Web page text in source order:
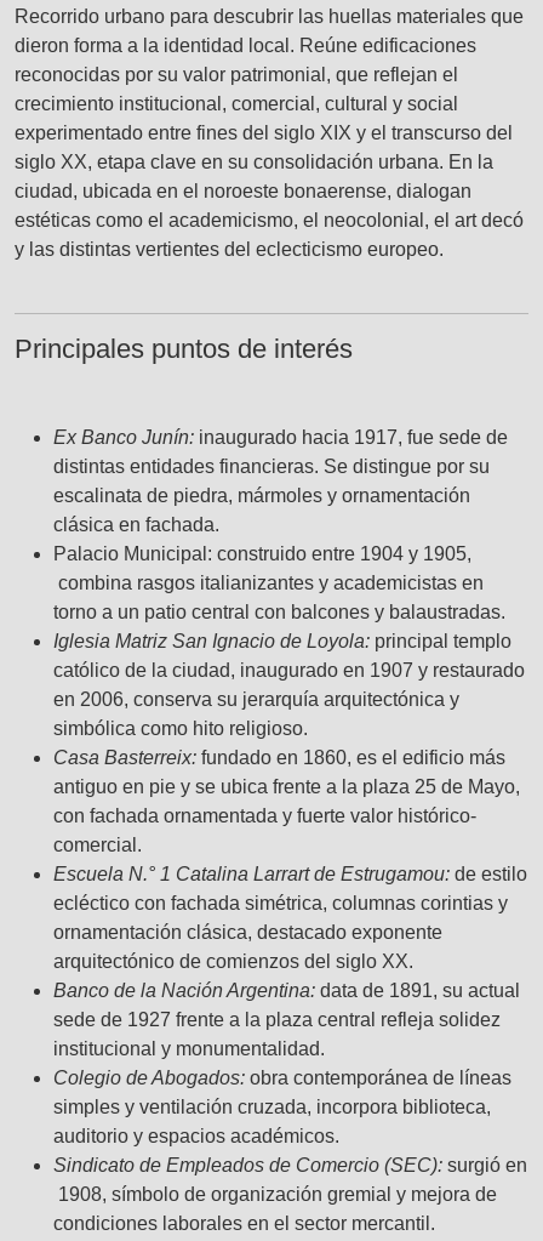
Recorrido urbano para descubrir las huellas materiales que
dieron forma a la identidad local. Reúne edificaciones
reconocidas por su valor patrimonial, que reflejan el
crecimiento institucional, comercial, cultural y social
experimentado entre fines del siglo XIX y el transcurso del
siglo XX, etapa clave en su consolidación urbana. En la
ciudad, ubicada en el noroeste bonaerense, dialogan
estéticas como el academicismo, el neocolonial, el art decó
y las distintas vertientes del eclecticismo europeo.
Principales puntos de interés
Ex Banco Junín: inaugurado hacia 1917, fue sede de
distintas entidades financieras. Se distingue por su
escalinata de piedra, mármoles y ornamentación
clásica en fachada.
Palacio Municipal: construido entre 1904 y 1905,
combina rasgos italianizantes y academicistas en
torno a un patio central con balcones y balaustradas.
Iglesia Matriz San Ignacio de Loyola: principal templo
católico de la ciudad, inaugurado en 1907 y restaurado
en 2006, conserva su jerarquía arquitectónica y
simbólica como hito religioso.
Casa Basterreix: fundado en 1860, es el edificio más
antiguo en pie y se ubica frente a la plaza 25 de Mayo,
con fachada ornamentada y fuerte valor histórico-
comercial.
Escuela N.° 1 Catalina Larrart de Estrugamou: de estilo
ecléctico con fachada simétrica, columnas corintias y
ornamentación clásica, destacado exponente
arquitectónico de comienzos del siglo XX.
Banco de la Nación Argentina: data de 1891, su actual
sede de 1927 frente a la plaza central refleja solidez
institucional y monumentalidad.
Colegio de Abogados: obra contemporánea de líneas
simples y ventilación cruzada, incorpora biblioteca,
auditorio y espacios académicos.
Sindicato de Empleados de Comercio (SEC): surgió en
1908, símbolo de organización gremial y mejora de
condiciones laborales en el sector mercantil.